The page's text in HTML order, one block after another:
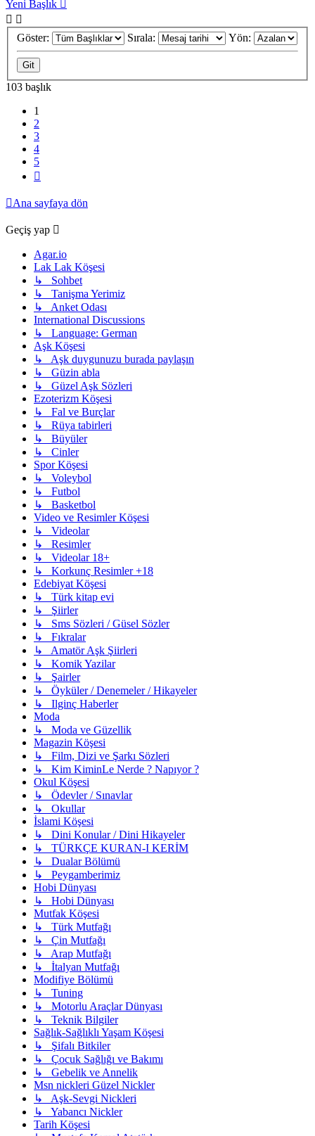
Yeni Başlık
Göster: Sırala: Yön:
103 başlık
1
2
3
4
5
Ana sayfaya dön
Geçiş yap
Agar.io
Lak Lak Köşesi
↳ Sohbet
↳ Tanişma Yerimiz
↳ Anket Odası
International Discussions
↳ Language: German
Aşk Köşesi
↳ Aşk duygunuzu burada paylaşın
↳ Güzin abla
↳ Güzel Aşk Sözleri
Ezoterizm Köşesi
↳ Fal ve Burçlar
↳ Rüya tabirleri
↳ Büyüler
↳ Cinler
Spor Köşesi
↳ Voleybol
↳ Futbol
↳ Basketbol
Video ve Resimler Köşesi
↳ Videolar
↳ Resimler
↳ Videolar 18+
↳ Korkunç Resimler +18
Edebiyat Köşesi
↳ Türk kitap evi
↳ Şiirler
↳ Sms Sözleri / Güsel Sözler
↳ Fıkralar
↳ Amatör Aşk Şiirleri
↳ Komik Yazilar
↳ Şairler
↳ Öyküler / Denemeler / Hikayeler
↳ Ilginç Haberler
Moda
↳ Moda ve Güzellik
Magazin Köşesi
↳ Film, Dizi ve Şarkı Sözleri
↳ Kim KiminLe Nerde ? Napıyor ?
Okul Köşesi
↳ Ödevler / Sınavlar
↳ Okullar
İslami Köşesi
↳ Dini Konular / Dini Hikayeler
↳ TÜRKÇE KURAN-I KERİM
↳ Dualar Bölümü
↳ Peygamberimiz
Hobi Dünyası
↳ Hobi Dünyası
Mutfak Köşesi
↳ Türk Mutfağı
↳ Çin Mutfağı
↳ Arap Mutfağı
↳ İtalyan Mutfağı
Modifiye Bölümü
↳ Tuning
↳ Motorlu Araçlar Dünyası
↳ Teknik Bilgiler
Sağlık-Sağlıklı Yaşam Köşesi
↳ Şifalı Bitkiler
↳ Çocuk Sağlığı ve Bakımı
↳ Gebelik ve Annelik
Msn nickleri Güzel Nickler
↳ Aşk-Sevgi Nickleri
↳ Yabancı Nickler
Tarih Köşesi